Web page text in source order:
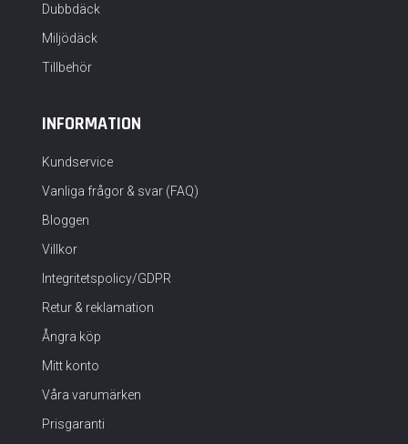
Dubbdäck
Miljödäck
Tillbehör
INFORMATION
Kundservice
Vanliga frågor & svar (FAQ)
Bloggen
Villkor
Integritetspolicy/GDPR
Retur & reklamation
Ångra köp
Mitt konto
Våra varumärken
Prisgaranti